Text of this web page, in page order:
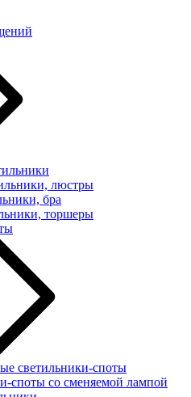
люстры
бра
торшеры
светильники-споты
споты со сменяемой лампой